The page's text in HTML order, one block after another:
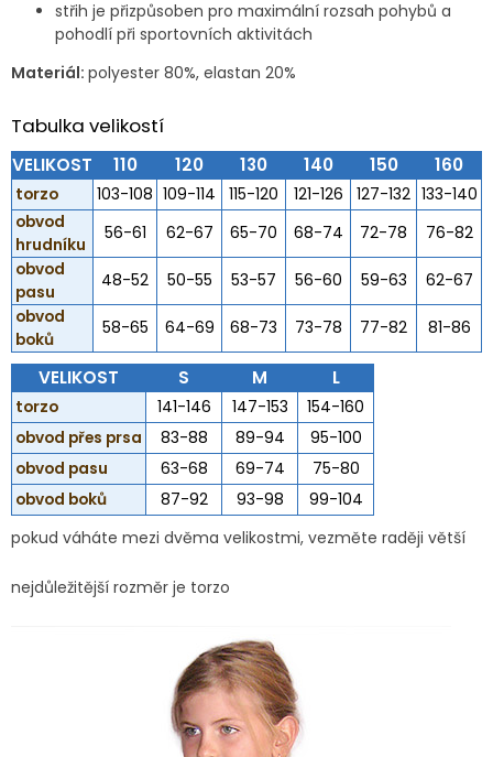
střih je přizpůsoben pro maximální rozsah pohybů a
pohodlí při sportovních aktivitách
Materiál: polyester 80%, elastan 20%
Tabulka velikostí
VELIKOST 110 120 130 140 150 160
torzo 103-108 109-114 115-120 121-126 127-132 133-140
obvod
hrudníku
56-61 62-67 65-70 68-74 72-78
76-82
obvod
pasu
48-52 50-55 53-57 56-60 59-63
62-67
obvod
boků
58-65 64-69 68-73 73-78 77-82 81-86
VELIKOST S M L
torzo 141-146 147-153
154-160
obvod přes prsa
83-88 89-94
95-100
obvod pasu
63-68 69-74
75-80
obvod boků
87-92 93-98
99-104
pokud váháte mezi dvěma velikostmi, vezměte raději větší
nejdůležitější rozměr je torzo